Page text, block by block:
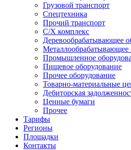
Грузовой транспорт
Спецтехника
Прочий транспорт
С/Х комплекс
Деревообрабатывающее
Металлообрабатывающее
Промышленное
Пищевое оборудование
Прочее оборудование
Товарно-материальные
Дебиторская
Ценные бумаги
Прочее
Тарифы
Регионы
Площадки
Контакты